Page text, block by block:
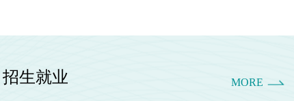
MORE
招生就业